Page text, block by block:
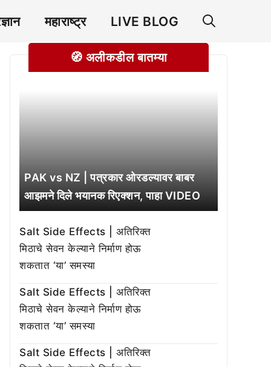
महाराष्ट्र LIVE BLOG
🧭 अलीकडील बातम्या
PAK vs NZ | पत्रकार ओरडल्यावर बाबर
आझमने दिले भयानक रिएक्शन, पाहा VIDEO
Salt Side Effects | अतिरिक्त
मिठाचे सेवन केल्याने निर्माण होऊ
शकतात ‘या’ समस्या
Salt Side Effects | अतिरिक्त
मिठाचे सेवन केल्याने निर्माण होऊ
शकतात ‘या’ समस्या
Salt Side Effects | अतिरिक्त